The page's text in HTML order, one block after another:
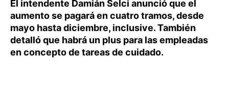
El intendente Damián Selci anunció que el
aumento se pagará en cuatro tramos, desde
mayo hasta diciembre, inclusive. También
detalló que habrá un plus para las empleadas
en concepto de tareas de cuidado.